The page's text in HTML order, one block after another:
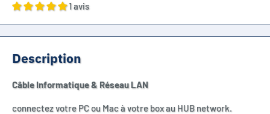
1 avis
Description
Câble Informatique & Réseau LAN
connectez votre PC ou Mac à votre box au HUB network.